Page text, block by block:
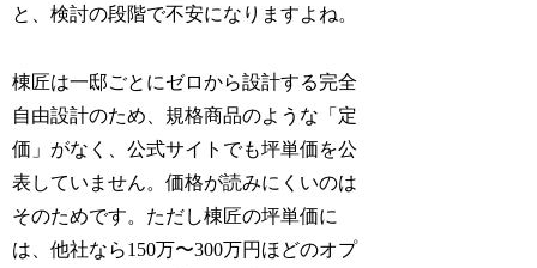
と、検討の段階で不安になりますよね。
棟匠は一邸ごとにゼロから設計する完全
自由設計のため、規格商品のような「定
価」がなく、公式サイトでも坪単価を公
表していません。価格が読みにくいのは
そのためです。ただし棟匠の坪単価に
は、他社なら150万〜300万円ほどのオプ